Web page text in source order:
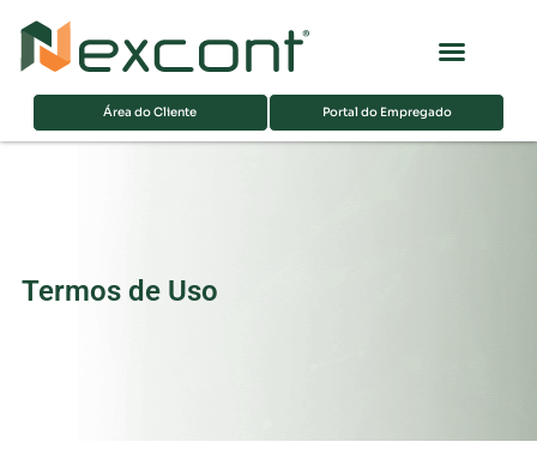
Área do Cliente Portal do Empregado
Termos de Uso